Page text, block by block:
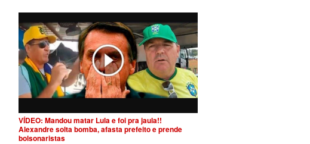
VÍDEO: Mandou matar Lula e foi pra jaula!!
Alexandre solta bomba, afasta prefeito e prende
bolsonaristas